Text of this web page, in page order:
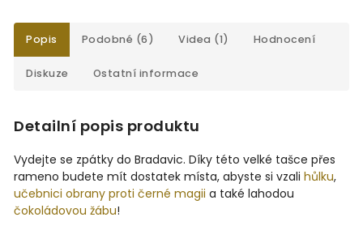
Popis Podobné (6) Videa (1) Hodnocení
Diskuze Ostatní informace
Detailní popis produktu
Vydejte se zpátky do Bradavic. Díky této velké tašce přes
rameno budete mít dostatek místa, abyste si vzali hůlku,
učebnici obrany proti černé magii a také lahodou
čokoládovou žábu!